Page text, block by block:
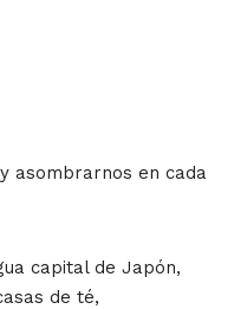
asombrarnos en cada
capital de Japón,
de té,